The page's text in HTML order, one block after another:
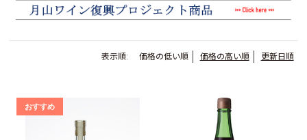
表示順: 価格の低い順 価格の高い順 更新日順